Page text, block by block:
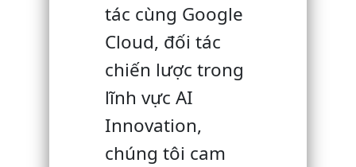
tác cùng Google
Cloud, đối tác
chiến lược trong
lĩnh vực AI
Innovation,
chúng tôi cam